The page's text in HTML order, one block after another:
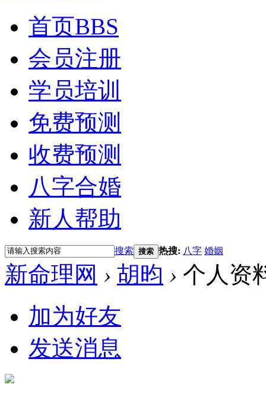
首页BBS
会员注册
学员培训
免费预测
收费预测
八字合婚
新人帮助
搜索 搜索 热搜: 八字 婚姻
新命理网 › 胡昀 › 个人资
加为好友
发送消息